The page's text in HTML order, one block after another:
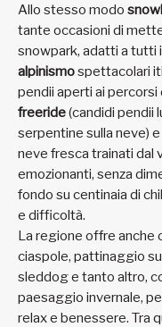
Allo stesso modo
tante occasioni di
snowpark, adatti a tutti
alpinismospettacolari
pendii aperti ai percorsi
freeride(candidi pendii
serpentine sulla neve) e
neve fresca trainati
emozionanti, senza
fondo su centinaia di
e difficoltà.
La regione offre anche
ciaspole, pattinaggio
sleddog e tanto altro,
paesaggio invernale,
relax e benessere. Tra